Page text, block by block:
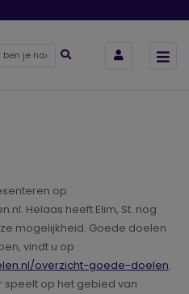
op
Helaas heeft Elim, St. nog
mogelijkheid. Goede doelen
vindt u op
overzicht-goede-doelen.
speelt op het gebied van